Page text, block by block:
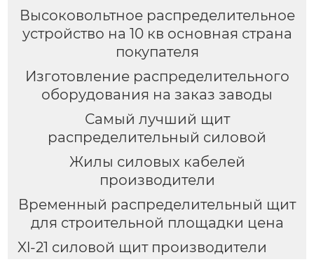
Высоковольтное распределительное
устройство на 10 кв основная страна
покупателя
Изготовление распределительного
оборудования на заказ заводы
Самый лучший щит
распределительный силовой
Жилы силовых кабелей
производители
Временный распределительный щит
для строительной площадки цена
Xl-21 силовой щит производители